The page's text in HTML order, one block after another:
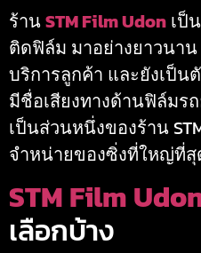
ร้านSTM Film Udon เป็
ติดฟิล์ม มาอย่างยาวนา
บริการลูกค้า และยังเป็น
มีชื่อเสียงทางด้านฟิล์มร
เป็นส่วนหนึ่งของร้าน
จำหน่ายของซิ่งที่ใหญ่ที่
STM Film
เลือกบ้าง